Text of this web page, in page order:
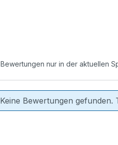
Bewertungen nur in der aktuellen
Keine Bewertungen